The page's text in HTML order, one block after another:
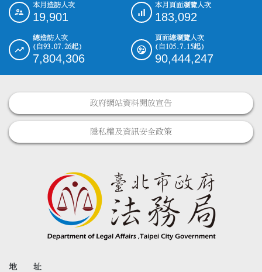
::: 本月造訪人次
19,901
本月頁面瀏覽人次
183,092
總造訪人次
(自93.07.26起)
7,804,306
頁面總瀏覽人次
(自105.7.15起)
90,444,247
政府網站資料開放宣告
隱私權及資訊安全政策
地 址